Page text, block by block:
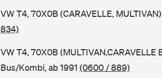
VW T4, 70X0B (CARAVELLE,
834)
VW T4, 70X0B (MULTIVAN,CARAVELLE
Bus/Kombi, ab 1991 (0600 / 889)